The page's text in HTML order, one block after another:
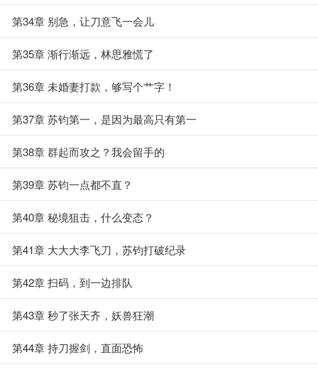
第34章 别急，让刀意飞一会儿
第35章 渐行渐远，林思雅慌了
第36章 未婚妻打款，够写个艹字！
第37章 苏钧第一，是因为最高只有第一
第38章 群起而攻之？我会留手的
第39章 苏钧一点都不直？
第40章 秘境狙击，什么变态？
第41章 大大大李飞刀，苏钧打破纪录
第42章 扫码，到一边排队
第43章 秒了张天齐，妖兽狂潮
第44章 持刀握剑，直面恐怖